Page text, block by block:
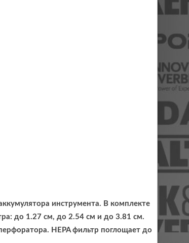
инструмента. В комплекте
до 1.27 см, до 2.54 см и до 3.81 см.
HEPA фильтр поглощает до